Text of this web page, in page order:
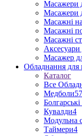
Масажери
Масажери
Масажні
Масажні
Масажні
Масажер
Обладнання для
Каталог
Все
Медболи57
Кувалди4
Модульна
Таймери4